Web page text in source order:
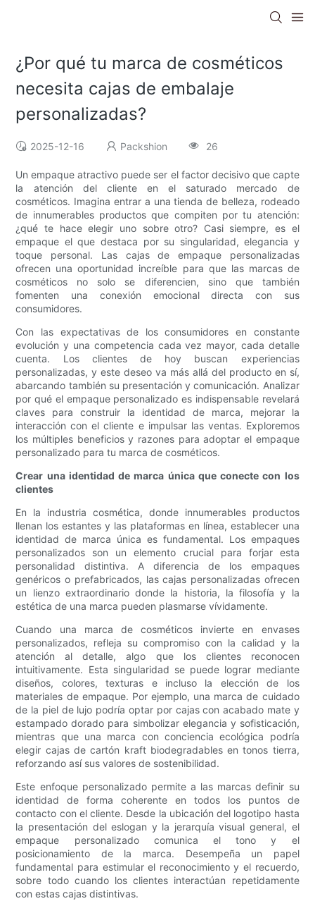
¿Por qué tu marca de cosméticos
necesita cajas de embalaje
personalizadas?
2025-12-16 Packshion 26
Un empaque atractivo puede ser el factor decisivo que capte
la atención del cliente en el saturado mercado de
cosméticos. Imagina entrar a una tienda de belleza, rodeado
de innumerables productos que compiten por tu atención:
¿qué te hace elegir uno sobre otro? Casi siempre, es el
empaque el que destaca por su singularidad, elegancia y
toque personal. Las cajas de empaque personalizadas
ofrecen una oportunidad increíble para que las marcas de
cosméticos no solo se diferencien, sino que también
fomenten una conexión emocional directa con sus
consumidores.
Con las expectativas de los consumidores en constante
evolución y una competencia cada vez mayor, cada detalle
cuenta. Los clientes de hoy buscan experiencias
personalizadas, y este deseo va más allá del producto en sí,
abarcando también su presentación y comunicación. Analizar
por qué el empaque personalizado es indispensable revelará
claves para construir la identidad de marca, mejorar la
interacción con el cliente e impulsar las ventas. Exploremos
los múltiples beneficios y razones para adoptar el empaque
personalizado para tu marca de cosméticos.
Crear una identidad de marca única que conecte con los
clientes
En la industria cosmética, donde innumerables productos
llenan los estantes y las plataformas en línea, establecer una
identidad de marca única es fundamental. Los empaques
personalizados son un elemento crucial para forjar esta
personalidad distintiva. A diferencia de los empaques
genéricos o prefabricados, las cajas personalizadas ofrecen
un lienzo extraordinario donde la historia, la filosofía y la
estética de una marca pueden plasmarse vívidamente.
Cuando una marca de cosméticos invierte en envases
personalizados, refleja su compromiso con la calidad y la
atención al detalle, algo que los clientes reconocen
intuitivamente. Esta singularidad se puede lograr mediante
diseños, colores, texturas e incluso la elección de los
materiales de empaque. Por ejemplo, una marca de cuidado
de la piel de lujo podría optar por cajas con acabado mate y
estampado dorado para simbolizar elegancia y sofisticación,
mientras que una marca con conciencia ecológica podría
elegir cajas de cartón kraft biodegradables en tonos tierra,
reforzando así sus valores de sostenibilidad.
Este enfoque personalizado permite a las marcas definir su
identidad de forma coherente en todos los puntos de
contacto con el cliente. Desde la ubicación del logotipo hasta
la presentación del eslogan y la jerarquía visual general, el
empaque personalizado comunica el tono y el
posicionamiento de la marca. Desempeña un papel
fundamental para estimular el reconocimiento y el recuerdo,
sobre todo cuando los clientes interactúan repetidamente
con estas cajas distintivas.